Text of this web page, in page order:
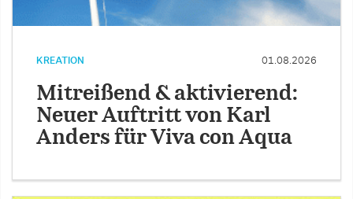
KREATION 01.08.2026
Mitreißend & aktivierend:
Neuer Auftritt von Karl
Anders für Viva con Aqua